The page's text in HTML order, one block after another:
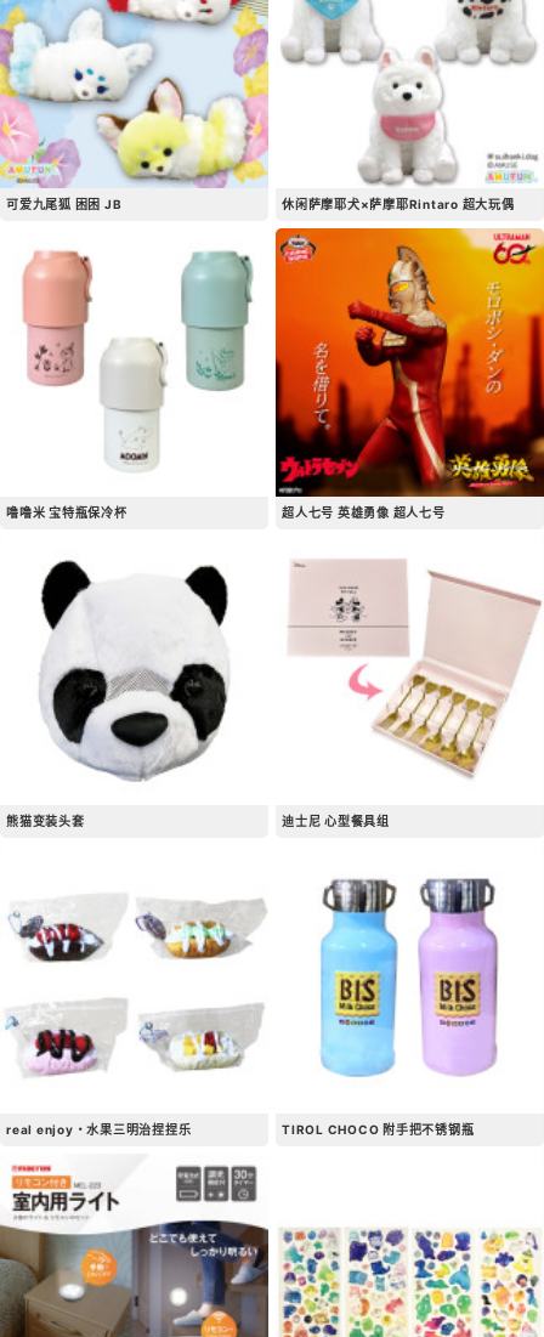
可爱九尾狐 困困 JB 休闲萨摩耶犬×萨摩耶Rintaro 超大玩偶
噜噜米 宝特瓶保冷杯 超人七号 英雄勇像 超人七号
熊猫变装头套 迪士尼 心型餐具组
real enjoy・水果三明治捏捏乐 TIROL CHOCO 附手把不锈钢瓶